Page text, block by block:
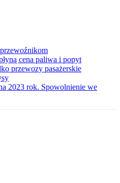
cena paliwa i popyt
przewozy pasażerskie
2023 rok. Spowolnienie we